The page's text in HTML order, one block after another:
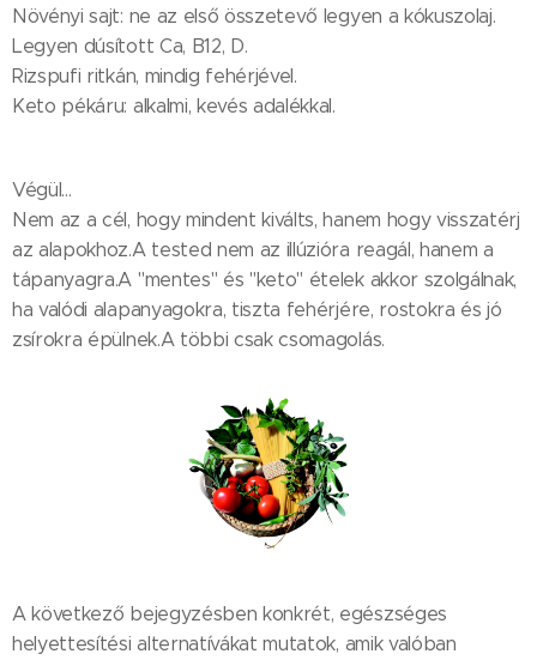
Növényi sajt: ne az első összetevő legyen a kókuszolaj.
Legyen dúsított Ca, B12, D.
Rizspufi ritkán, mindig fehérjével.
Keto pékáru: alkalmi, kevés adalékkal.
Végül...
Nem az a cél, hogy mindent kiválts, hanem hogy visszatérj
az alapokhoz.A tested nem az illúzióra reagál, hanem a
tápanyagra.A "mentes" és "keto" ételek akkor szolgálnak,
ha valódi alapanyagokra, tiszta fehérjére, rostokra és jó
zsírokra épülnek.A többi csak csomagolás.
A következő bejegyzésben konkrét, egészséges
helyettesítési alternatívákat mutatok, amik valóban